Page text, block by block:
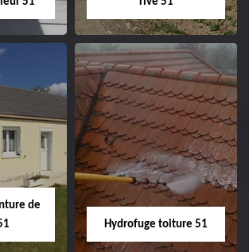
Habillage planche
de rive 51
de
Hydrofuge toiture 51